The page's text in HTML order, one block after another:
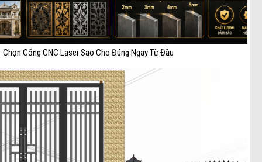
Chọn Cổng CNC Laser Sao Cho Đúng Ngay Từ Đầu